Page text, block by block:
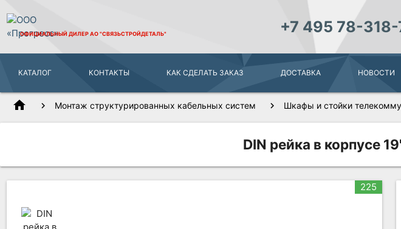
ОФИЦИАЛЬНЫЙ ДИЛЕРАО "СВЯЗЬСТРОЙДЕТАЛЬ" +7 495 78-
КАТАЛОГ КОНТАКТЫ КАК СДЕЛАТЬ ЗАКАЗ ДОСТАВКА НОВОСТИ
home Монтаж структурированных кабельных систем Шкафы и стойки
DIN рейка в корпусе
225